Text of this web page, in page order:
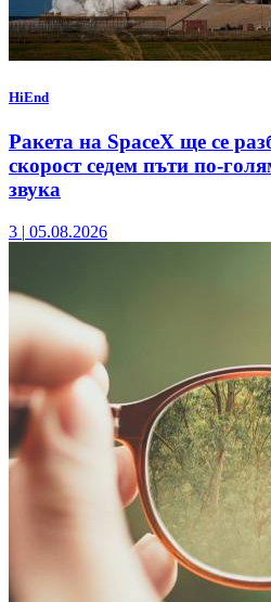
HiEnd
Ракета на SpaceX ще се
скорост седем пъти по-
звука
3 | 05.08.2026